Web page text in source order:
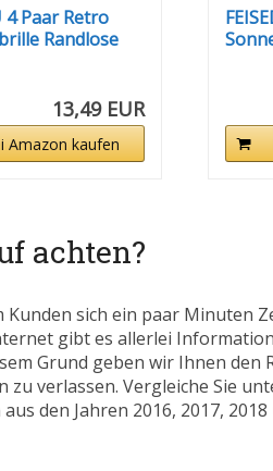
4 Paar Retro
Randlose
13,49 EUR
Amazon kaufen
achten?
sich ein paar Minuten
gibt es allerlei
Grund geben wir Ihnen
verlassen. Vergleiche Sie
den Jahren 2016, 2017,